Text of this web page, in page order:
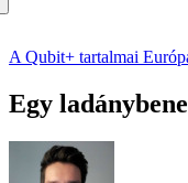
A Qubit+ tartalmai
Egy